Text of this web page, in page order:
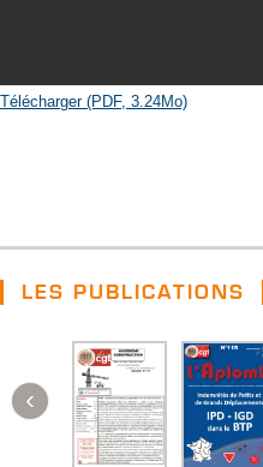
Télécharger (PDF, 3.24Mo)
LES PUBLICATIONS
‹